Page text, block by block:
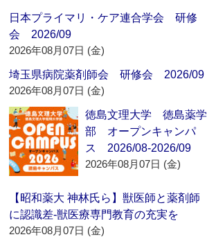
日本プライマリ・ケア連合学会 研修
会 2026/09
2026年08月07日 (金)
埼玉県病院薬剤師会 研修会 2026/09
2026年08月07日 (金)
徳島文理大学 徳島薬学
部 オープンキャンパ
ス 2026/08-2026/09
2026年08月07日 (金)
【昭和薬大 神林氏ら】獣医師と薬剤師
に認識差‐獣医療専門教育の充実を
2026年08月07日 (金)